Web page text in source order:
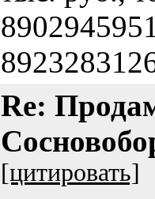
Re:
[цитировать]